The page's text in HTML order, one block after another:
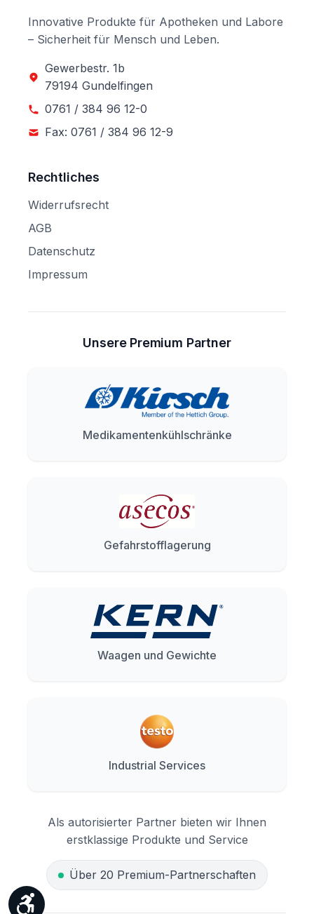
Innovative Produkte für Apotheken und Labore
– Sicherheit für Mensch und Leben.
Gewerbestr. 1b
79194 Gundelfingen
0761 / 384 96 12-0
Fax: 0761 / 384 96 12-9
Rechtliches
Widerrufsrecht
AGB
Datenschutz
Impressum
Unsere Premium Partner
Medikamentenkühlschränke
Gefahrstofflagerung
Waagen und Gewichte
Industrial Services
Als autorisierter Partner bieten wir Ihnen
erstklassige Produkte und Service
Über 20 Premium-Partnerschaften
Werkzeugleiste anzeigen